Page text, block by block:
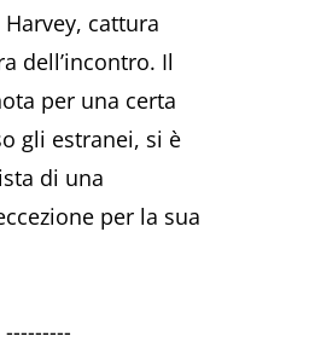
cattura
dell’incontro. Il
per una certa
gli estranei, si è
di una
per la sua
---------